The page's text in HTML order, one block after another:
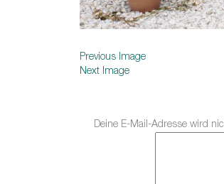
Previous Image
Next Image
Deine E-Mail-Adresse wird